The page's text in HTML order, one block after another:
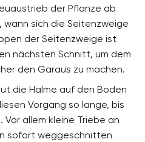
der Pflanze ab
sich die Seitenzweige
der Seitenzweige ist
nächsten Schnitt, um dem
den Garaus zu machen.
die Halme auf den Boden
Vorgang so lange, bis
Vor allem kleine Triebe an
sofort weggeschnitten